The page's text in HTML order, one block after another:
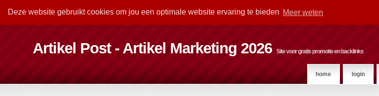
Deze website gebruikt cookies om jou een optimale website ervaring te bieden Meer weten
Artikel Post - Artikel Marketing 2026 Site voor gratis promotie en backlinks
home login